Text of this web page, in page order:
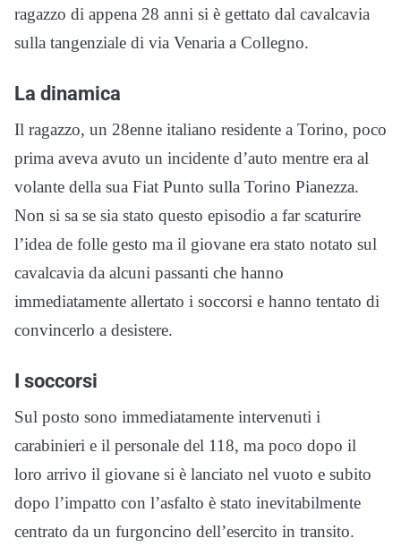
ragazzo di appena 28 anni si è gettato dal cavalcavia
sulla tangenziale di via Venaria a Collegno.
La dinamica
Il ragazzo, un 28enne italiano residente a Torino, poco
prima aveva avuto un incidente d’auto mentre era al
volante della sua Fiat Punto sulla Torino Pianezza.
Non si sa se sia stato questo episodio a far scaturire
l’idea de folle gesto ma il giovane era stato notato sul
cavalcavia da alcuni passanti che hanno
immediatamente allertato i soccorsi e hanno tentato di
convincerlo a desistere.
I soccorsi
Sul posto sono immediatamente intervenuti i
carabinieri e il personale del 118, ma poco dopo il
loro arrivo il giovane si è lanciato nel vuoto e subito
dopo l’impatto con l’asfalto è stato inevitabilmente
centrato da un furgoncino dell’esercito in transito.